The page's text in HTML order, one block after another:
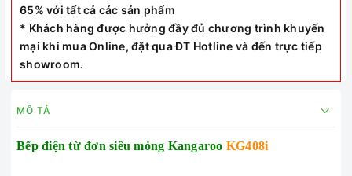
65% với tất cả các sản phẩm
* Khách hàng được hưởng đầy đủ chương trình khuyến
mại khi mua Online, đặt qua ĐT Hotline và đến trực tiếp
showroom.
MÔ TẢ
Bếp điện từ đơn siêu mỏng Kangaroo KG408i